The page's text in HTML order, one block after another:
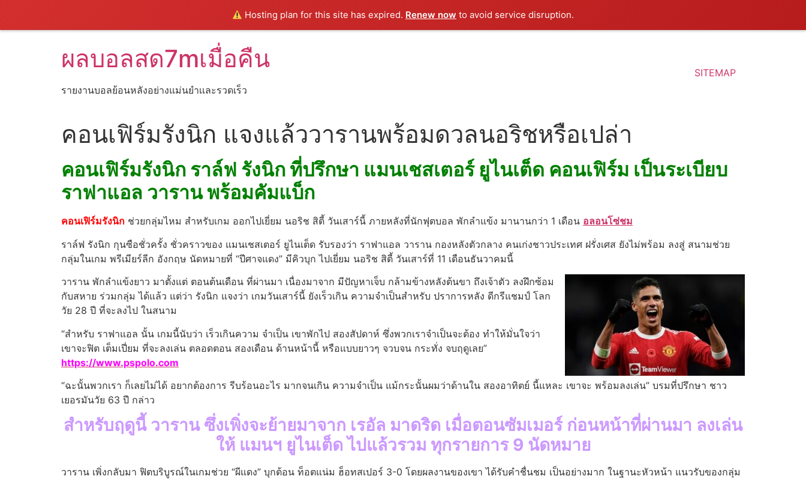
Hosting plan for this site has expired. Renew now to avoid service disruption.
ผลบอลสด7mเมื่อคืน
รายงานบอลย้อนหลังอย่างแม่นยำเเละรวดเร็ว
SITEMAP
คอนเฟิร์มรังนิก แจงแล้ววารานพร้อมดวลนอริชหรือเปล่า
คอนเฟิร์มรังนิก ราล์ฟ รังนิก ที่ปรึกษา แมนเชสเตอร์ ยูไนเต็ด คอนเฟิร์ม เป็นระเบียบ
ราฟาแอล วาราน พร้อมคัมแบ็ก
คอนเฟิร์มรังนิก ช่วยกลุ่มไหม สำหรับเกม ออกไปเยี่ยม นอริช สิตี้ วันเสาร์นี้ ภายหลังที่นักฟุตบอล พักลำแข้ง มานานกว่า 1 เดือน อลอนโซ่ชม
ราล์ฟ รังนิก กุนซือชั่วครั้ง ชั่วคราวของ แมนเชสเตอร์ ยูไนเต็ด รับรองว่า ราฟาแอล วาราน กองหลังตัวกลาง คนเก่งชาวประเทศ ฝรั่งเศส ยังไม่พร้อม ลงสู่ สนามช่วย
กลุ่มในเกม พรีเมียร์ลีก อังกฤษ นัดหมายที่ “ปีศาจแดง” มีคิวบุก ไปเยี่ยม นอริช สิตี้ วันเสาร์ที่ 11 เดือนธันวาคมนี้
วาราน พักลำแข้งยาว มาตั้งแต่ ตอนต้นเดือน ที่ผ่านมา เนื่องมาจาก มีปัญหาเจ็บ กล้ามข้างหลังต้นขา ถึงเจ้าตัว ลงฝึกซ้อม
กับสหาย ร่วมกลุ่ม ได้แล้ว แต่ว่า รังนิก แจงว่า เกมวันเสาร์นี้ ยังเร็วเกิน ความจำเป็นสำหรับ ปราการหลัง ดีกรีแชมป์ โลก
วัย 28 ปี ที่จะลงไป ในสนาม
“สำหรับ ราฟาแอล นั้น เกมนี้นับว่า เร็วเกินความ จำเป็น เขาพักไป สองสัปดาห์ ซึ่งพวกเราจำเป็นจะต้อง ทำให้มั่นใจว่า
เขาจะฟิต เต็มเปี่ยม ที่จะลงเล่น ตลอดตอน สองเดือน ด้านหน้านี้ หรือแบบยาวๆ จวบจน กระทั่ง จบฤดูเลย”
https://www.pspolo.com
“ฉะนั้นพวกเรา ก็เลยไม่ได้ อยากต้องการ รีบร้อนอะไร มากจนเกิน ความจำเป็น แม้กระนั้นผมว่าด้านใน สองอาทิตย์ นี้แหละ เขาจะ พร้อมลงเล่น” บรมที่ปรึกษา ชาว
เยอรมันวัย 63 ปี กล่าว
สำหรับฤดูนี้ วาราน ซึ่งเพิ่งจะย้ายมาจาก เรอัล มาดริด เมื่อตอนซัมเมอร์ ก่อนหน้าที่ผ่านมา ลงเล่น
ให้ แมนฯ ยูไนเต็ด ไปแล้วรวม ทุกรายการ 9 นัดหมาย
วาราน เพิ่งกลับมา ฟิตบริบูรณ์ในเกมช่วย “ผีแดง” บุกต้อน ท็อตแน่ม ฮ็อทสเปอร์ 3-0 โดยผลงานของเขา ได้รับคำชื่นชม เป็นอย่างมาก ในฐานะหัวหน้า แนวรับของกลุ่ม